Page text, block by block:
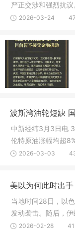
严正交涉和强烈抗
卫队人
2026-03-24
波斯湾油轮短缺
中新经纬3月3日电
伦特原油涨幅均超
道，伊朗伊斯
2026-03-03
美以为何此时出
当地时间28日，以
发动袭击。随后，
东地区多
2026-02-28